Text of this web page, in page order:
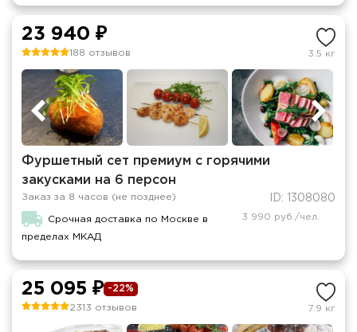
23 940 ₽
188 отзывов 3.5 кг
Фуршетный сет премиум с горячими
закусками на 6 персон
Заказ за 8 часов (не позднее) ID: 1308080
Срочная доставка по Москве в
пределах МКАД
3 990 руб./чел.
25 095 ₽ -22%
2313 отзывов 7.9 кг